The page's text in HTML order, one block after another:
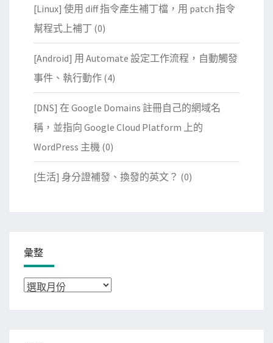
[Linux] 使用 diff 指令產生補丁檔，用 patch 指令
幫程式上補丁 (0)
[Android] 用 Automate 設定工作流程，自動觸發
事件、執行動作 (4)
[DNS] 在 Google Domains 註冊自己的網域名
稱，並指向 Google Cloud Platform 上的
WordPress 主機 (0)
[生活] 身分證補發、換發的英文？ (0)
彙整
彙